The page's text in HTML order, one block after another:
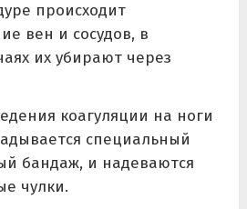
происходит
вен и сосудов, в
их убирают через
коагуляции на ноги
специальный
бандаж, и надеваются
чулки.